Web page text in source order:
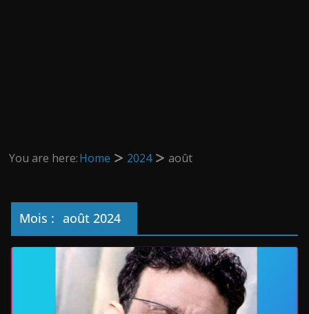
You are here:Home 2024 août
Mois : août 2024